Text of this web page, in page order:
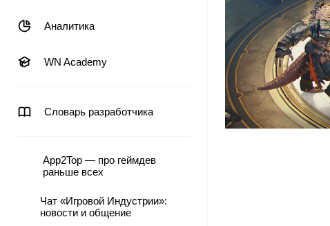
Аналитика
WN Academy
Словарь разработчика
App2Top — про геймдев
раньше всех
Чат «Игровой Индустрии»:
новости и общение